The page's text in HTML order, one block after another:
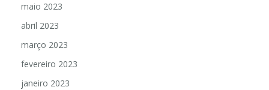
maio 2023
abril 2023
março 2023
fevereiro 2023
janeiro 2023